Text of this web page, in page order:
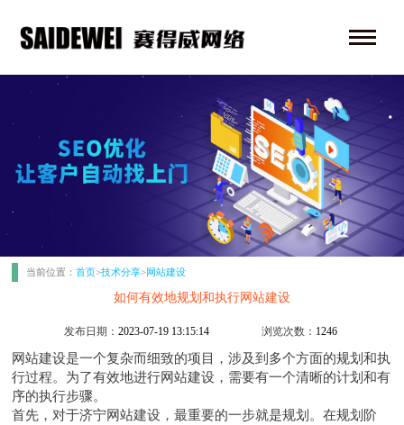
当前位置：首页>技术分享>网站建设
如何有效地规划和执行网站建设
发布日期：2023-07-19 13:15:14 浏览次数： 1246
网站建设是一个复杂而细致的项目，涉及到多个方面的规划和执
行过程。为了有效地进行网站建设 ，需要有一个清晰的计划和有
序的执行步骤。
首先，对于济宁网站建设 ，最重要的一步就是规划。在规划阶